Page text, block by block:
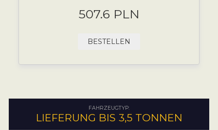
507.6 PLN
BESTELLEN
FAHRZEUGTYP:
LIEFERUNG BIS 3,5 TONNEN